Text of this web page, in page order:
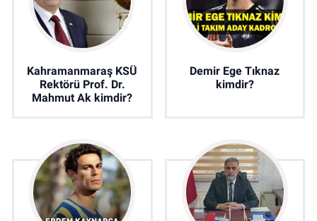
Kahramanmaraş KSÜ
Rektörü Prof. Dr.
Mahmut Ak kimdir?
Demir Ege Tıknaz
kimdir?